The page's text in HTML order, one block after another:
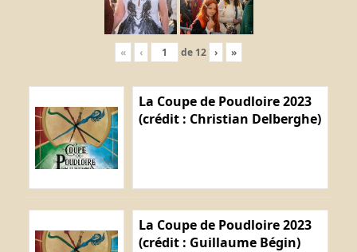
« ‹ de 12 › »
La Coupe de Poudloire 2023
(crédit : Christian Delberghe)
La Coupe de Poudloire 2023
(crédit : Guillaume Bégin)